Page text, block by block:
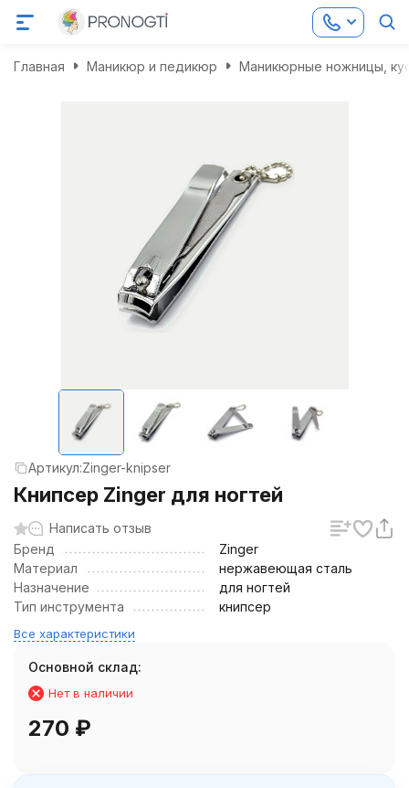
Главная Маникюр и педикюр Маникюрные ножницы,
Артикул:Zinger-knipser
Книпсер Zinger для ногтей
Написать отзыв
Бренд
Zinger
Материал
нержавеющая сталь
Назначение
для ногтей
Тип инструмента
книпсер
Все характеристики
Основной склад:
Нет в наличии
270 ₽